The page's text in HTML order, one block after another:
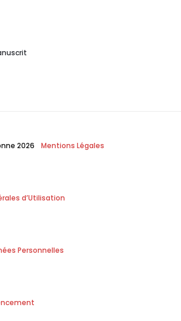
2026 Mentions Légales
d’Utilisation
Personnelles